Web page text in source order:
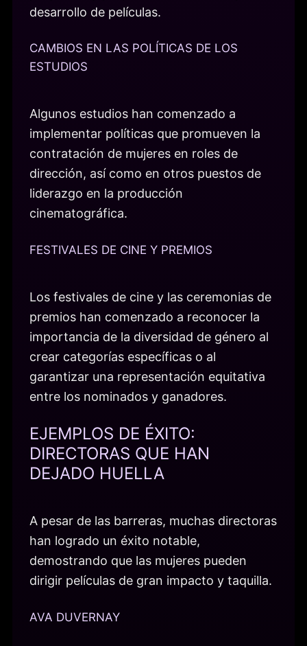
desarrollo de películas.
CAMBIOS EN LAS POLÍTICAS DE LOS
ESTUDIOS
Algunos estudios han comenzado a
implementar políticas que promueven la
contratación de mujeres en roles de
dirección, así como en otros puestos de
liderazgo en la producción
cinematográfica.
FESTIVALES DE CINE Y PREMIOS
Los festivales de cine y las ceremonias de
premios han comenzado a reconocer la
importancia de la diversidad de género al
crear categorías específicas o al
garantizar una representación equitativa
entre los nominados y ganadores.
EJEMPLOS DE ÉXITO:
DIRECTORAS QUE HAN
DEJADO HUELLA
A pesar de las barreras, muchas directoras
han logrado un éxito notable,
demostrando que las mujeres pueden
dirigir películas de gran impacto y taquilla.
AVA DUVERNAY